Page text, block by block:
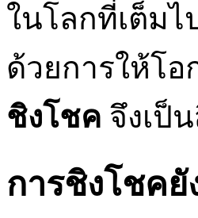
ในโลกที่เต็ม
ด้วยการให้โ
ชิงโชค จึงเป็
การชิงโชค